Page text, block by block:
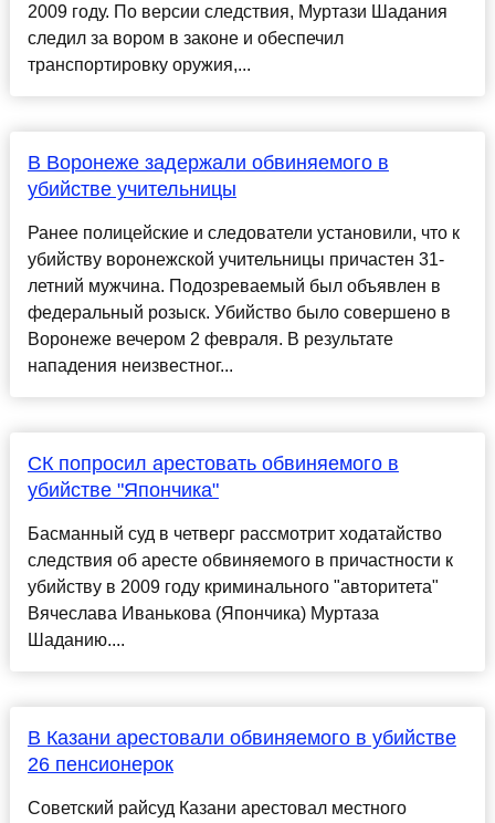
2009 году. По версии следствия, Муртази Шадания
следил за вором в законе и обеспечил
транспортировку оружия,...
В Воронеже задержали обвиняемого в
убийстве учительницы
Ранее полицейские и следователи установили, что к
убийству воронежской учительницы причастен 31-
летний мужчина. Подозреваемый был объявлен в
федеральный розыск. Убийство было совершено в
Воронеже вечером 2 февраля. В результате
нападения неизвестног...
СК попросил арестовать обвиняемого в
убийстве "Япончика"
Басманный суд в четверг рассмотрит ходатайство
следствия об аресте обвиняемого в причастности к
убийству в 2009 году криминального "авторитета"
Вячеслава Иванькова (Япончика) Муртаза
Шаданию....
В Казани арестовали обвиняемого в убийстве
26 пенсионерок
Советский райсуд Казани арестовал местного